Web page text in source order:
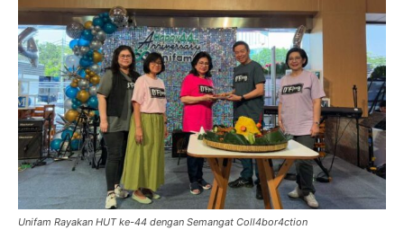
Unifam Rayakan HUT ke-44 dengan Semangat Coll4bor4ction